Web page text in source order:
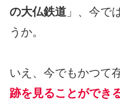
の大仏鉄道 」、今で
うか。
いえ、今でもかつて
跡を見ることができ